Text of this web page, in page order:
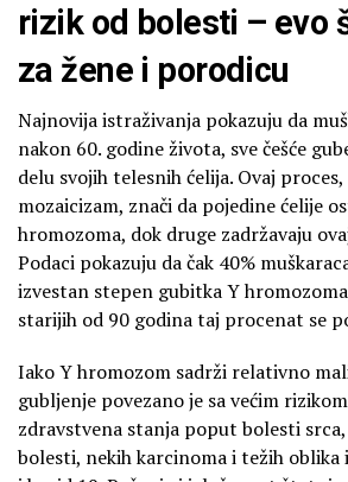
rizik od bolesti – evo
za žene i porodicu
Najnovija istraživanja pokazuju da
nakon 60. godine života, sve češće
delu svojih telesnih ćelija. Ovaj
mozaicizam, znači da pojedine ćelije
hromozoma, dok druge zadržavaju
Podaci pokazuju da čak 40%
izvestan stepen gubitka Y
starijih od 90 godina taj procenat se
Iako Y hromozom sadrži relativno
gubljenje povezano je sa većim
zdravstvena stanja poput bolesti
bolesti, nekih karcinoma i težih oblika